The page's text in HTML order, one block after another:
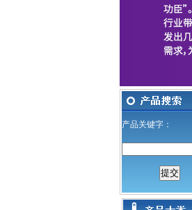
产品关键字：